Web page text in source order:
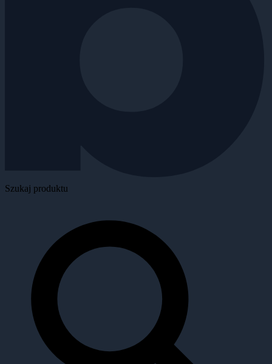
Szukaj produktu